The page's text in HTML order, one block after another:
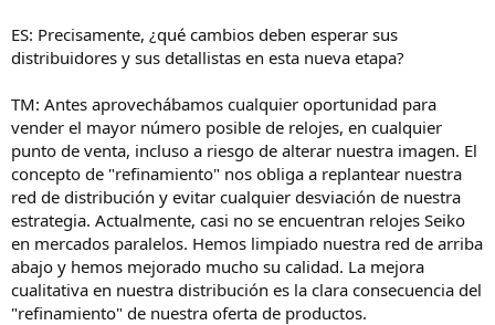
ES: Precisamente, ¿qué cambios deben esperar sus
distribuidores y sus detallistas en esta nueva etapa?
TM: Antes aprovechábamos cualquier oportunidad para
vender el mayor número posible de relojes, en cualquier
punto de venta, incluso a riesgo de alterar nuestra imagen. El
concepto de "refinamiento" nos obliga a replantear nuestra
red de distribución y evitar cualquier desviación de nuestra
estrategia. Actualmente, casi no se encuentran relojes Seiko
en mercados paralelos. Hemos limpiado nuestra red de arriba
abajo y hemos mejorado mucho su calidad. La mejora
cualitativa en nuestra distribución es la clara consecuencia del
"refinamiento" de nuestra oferta de productos.